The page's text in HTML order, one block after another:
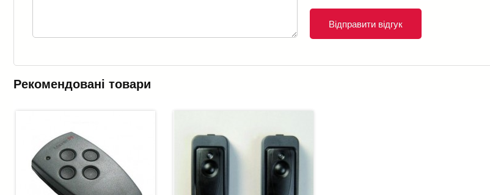
Відправити відгук
Рекомендовані товари